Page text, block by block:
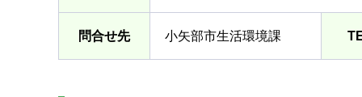
問合せ先 小矢部市生活環境課